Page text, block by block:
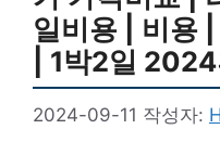
일비용 | 비용
| 1박2일
2024-09-11 작성자: